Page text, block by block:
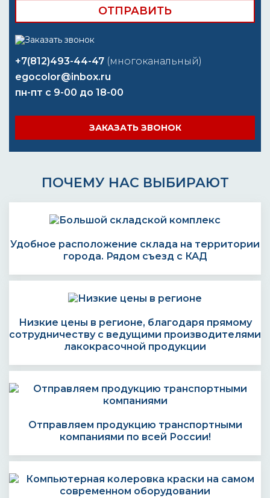
+7(812)493-44-47 (многоканальный)
egocolor@inbox.ru
пн-пт с 9-00 до 18-00
ЗАКАЗАТЬ ЗВОНОК
ПОЧЕМУ НАС ВЫБИРАЮТ
Удобное расположение склада на территории
города. Рядом съезд с КАД
Низкие цены в регионе, благодаря прямому
сотрудничеству с ведущими производителями
лакокрасочной продукции
Отправляем продукцию транспортными
компаниями по всей России!